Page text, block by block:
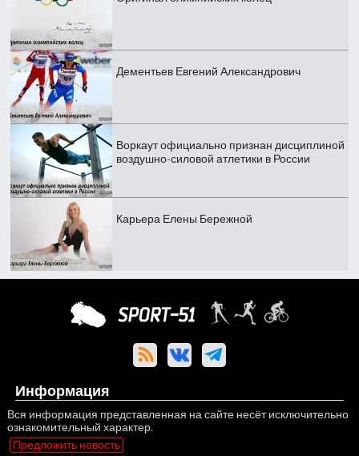
Дементьев Евгений Александрович
Воркаут официально признан дисциплиной
воздушно-силовой атлетики в России
Карьера Елены Бережной
Информация
Вся информация представленная на сайте несёт исключительно
ознакомительный характер.
Предложить новость